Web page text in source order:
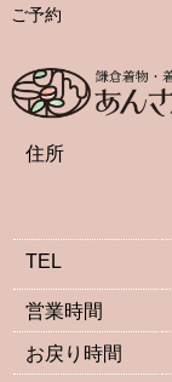
ご予約
住所
TEL
営業時間
お戻り時間